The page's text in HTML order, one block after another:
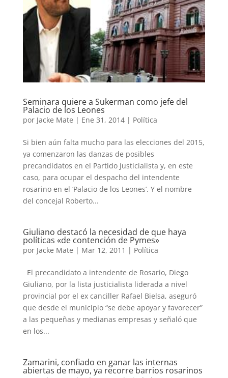
Seminara quiere a Sukerman como jefe del
Palacio de los Leones
por Jacke Mate | Ene 31, 2014| Política
Si bien aún falta mucho para las elecciones del 2015,
ya comenzaron las danzas de posibles
precandidatos en el Partido Justicialista y, en este
caso, para ocupar el despacho del intendente
rosarino en el ‘Palacio de los Leones’. Y el nombre
del concejal Roberto...
Giuliano destacó la necesidad de que haya
políticas «de contención de Pymes»
por Jacke Mate | Mar 12, 2011 | Política
El precandidato a intendente de Rosario, Diego
Giuliano, por la lista justicialista liderada a nivel
provincial por el ex canciller Rafael Bielsa, aseguró
que desde el municipio “se debe apoyar y favorecer”
a las pequeñas y medianas empresas y señaló que
en los...
Zamarini, confiado en ganar las internas
abiertas de mayo, ya recorre barrios rosarinos